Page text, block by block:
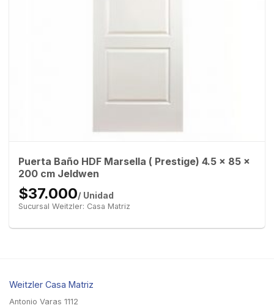
Puerta Baño HDF Marsella ( Prestige) 4.5 x 85 x
200 cm Jeldwen
$37.000/ Unidad
Sucursal Weitzler: Casa Matriz
Weitzler Casa Matriz
Antonio Varas 1112